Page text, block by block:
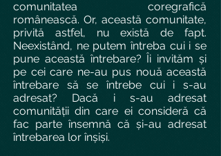
comunitatea coregrafică
românească. Or, această comunitate,
privită astfel, nu există de fapt.
Neexistând, ne putem întreba cui i se
pune această întrebare? Îi invităm și
pe cei care ne-au pus nouă această
întrebare să se întrebe cui i s-au
adresat? Dacă i s-au adresat
comunității din care ei consideră că
fac parte însemnă că și-au adresat
întrebarea lor înșiși.